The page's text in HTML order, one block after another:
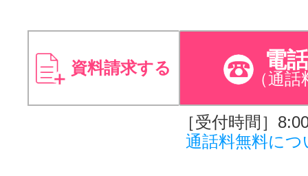
資料請求する 電
（通話
［受付時間］
通話料無料につ